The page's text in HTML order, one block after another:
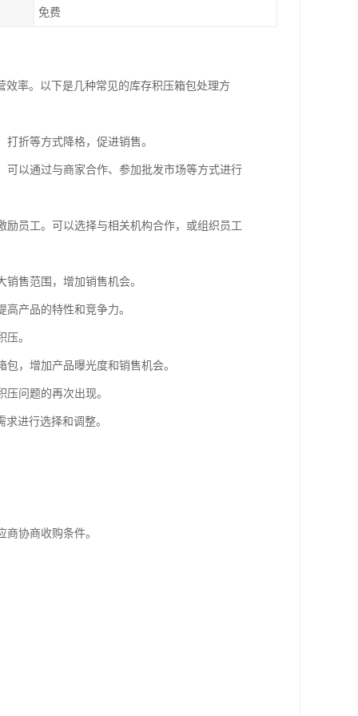
免费
率。以下是几种常见的库存积压箱包处理方
折等方式降格，促进销售。
以通过与商家合作、参加批发市场等方式进行
员工。可以选择与相关机构合作，或组织员工
售范围，增加销售机会。
产品的特性和竞争力。
。
，增加产品曝光度和销售机会。
问题的再次出现。
进行选择和调整。
协商收购条件。